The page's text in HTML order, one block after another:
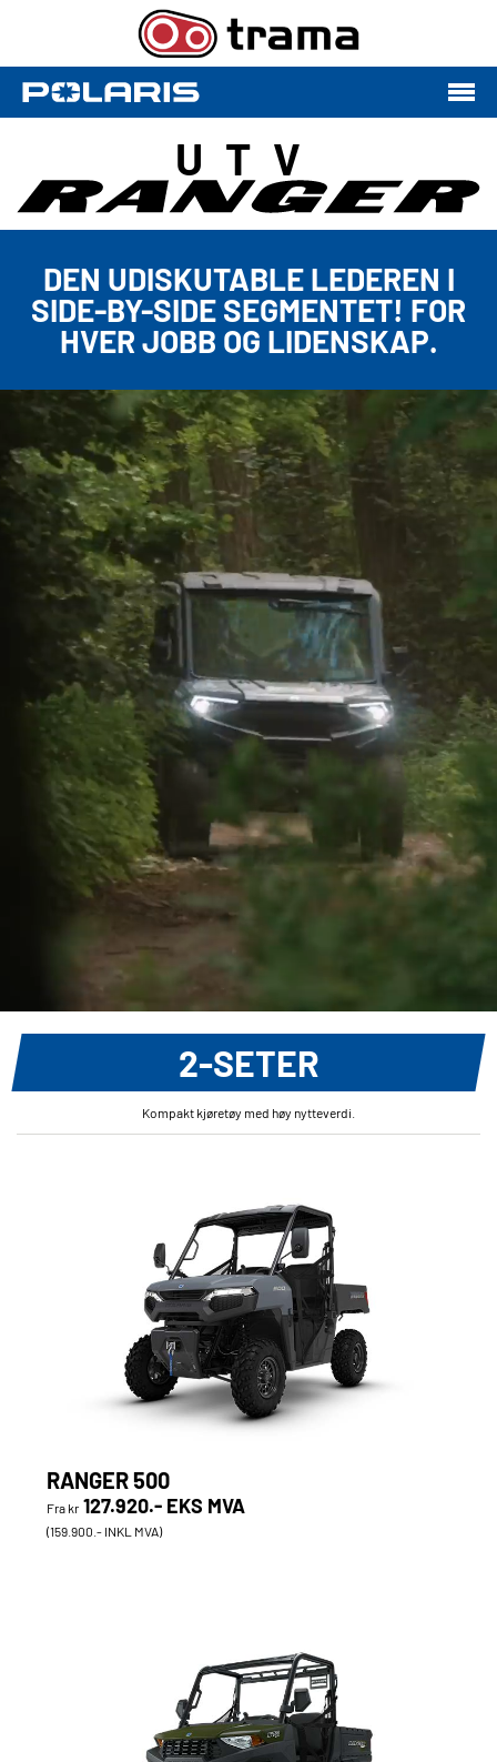
UTV
DEN UDISKUTABLE LEDEREN I
SIDE-BY-SIDE SEGMENTET! FOR
HVER JOBB OG LIDENSKAP.
2-SETER
Kompakt kjøretøy med høy nytteverdi.
RANGER 500
Fra kr 127.920.- EKS MVA
(159.900.- INKL MVA)